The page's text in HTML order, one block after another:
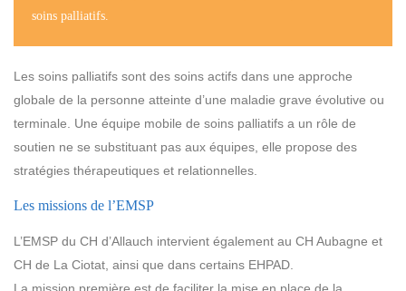
soins palliatifs.
Les soins palliatifs sont des soins actifs dans une approche
globale de la personne atteinte d’une maladie grave évolutive ou
terminale. Une équipe mobile de soins palliatifs a un rôle de
soutien ne se substituant pas aux équipes, elle propose des
stratégies thérapeutiques et relationnelles.
Les missions de l’EMSP
L’EMSP du CH d’Allauch intervient également au CH Aubagne et
CH de La Ciotat, ainsi que dans certains EHPAD.